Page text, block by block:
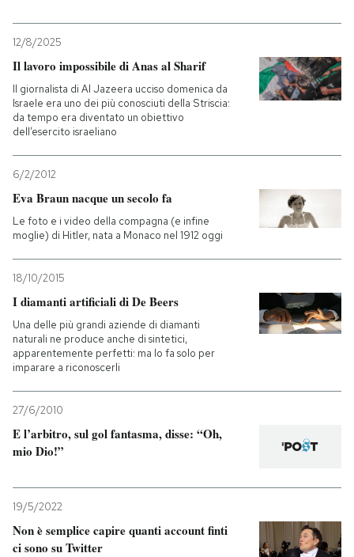
12/8/2025
Il lavoro impossibile di Anas al Sharif
Il giornalista di Al Jazeera ucciso domenica da
Israele era uno dei più conosciuti della Striscia:
da tempo era diventato un obiettivo
dell’esercito israeliano
6/2/2012
Eva Braun nacque un secolo fa
Le foto e i video della compagna (e infine
moglie) di Hitler, nata a Monaco nel 1912 oggi
18/10/2015
I diamanti artificiali di De Beers
Una delle più grandi aziende di diamanti
naturali ne produce anche di sintetici,
apparentemente perfetti: ma lo fa solo per
imparare a riconoscerli
27/6/2010
E l’arbitro, sul gol fantasma, disse: “Oh,
mio Dio!”
19/5/2022
Non è semplice capire quanti account finti
ci sono su Twitter